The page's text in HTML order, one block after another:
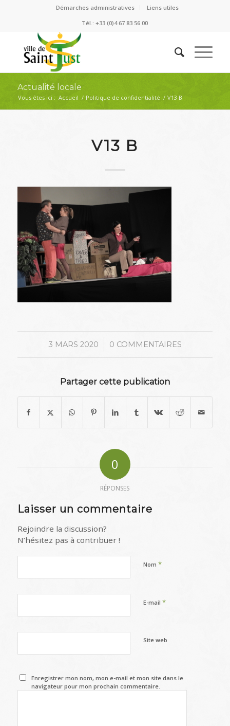
Démarches administratives
Liens utiles
Tél.: +33 (0)4 67 83 56 00
Actualité locale
Vous êtes ici : Accueil / Politique de confidentialité / V13 B
V13 B
3 MARS 2020
/ 0 COMMENTAIRES
Partager cette publication
0
RÉPONSES
Laisser un commentaire
Rejoindre la discussion?
N’hésitez pas à contribuer !
Nom *
E-mail *
Site web
Enregistrer mon nom, mon e-mail et mon site dans le
navigateur pour mon prochain commentaire.